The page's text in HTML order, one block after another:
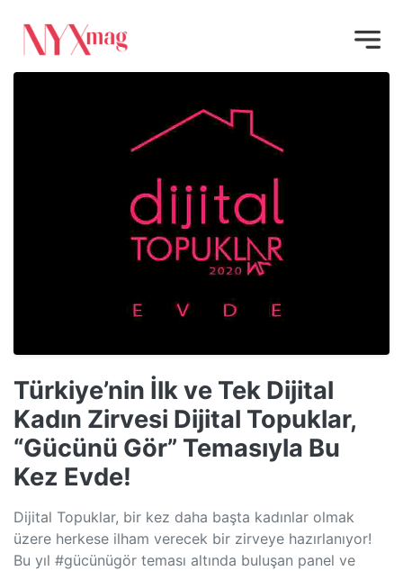
Türkiye’nin İlk ve Tek Dijital
Kadın Zirvesi Dijital Topuklar,
“Gücünü Gör” Temasıyla Bu
Kez Evde!
Dijital Topuklar, bir kez daha başta kadınlar olmak
üzere herkese ilham verecek bir zirveye hazırlanıyor!
Bu yıl #gücünügör teması altında buluşan panel ve